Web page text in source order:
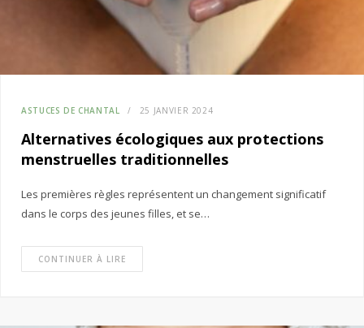
ASTUCES DE CHANTAL 25 JANVIER 2024
Alternatives écologiques aux protections
menstruelles traditionnelles
Les premières règles représentent un changement significatif
dans le corps des jeunes filles, et se…
CONTINUER À LIRE